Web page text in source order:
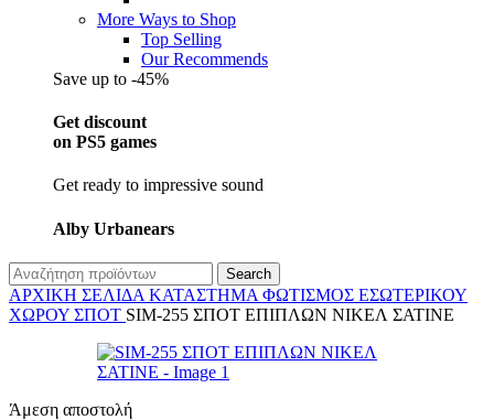
More Ways to Shop
Top Selling
Our Recommends
Save up to -45%
Get discount
on PS5 games
Get ready to impressive sound
Alby Urbanears
Search
ΑΡΧΙΚΉ ΣΕΛΊΔΑ ΚΑΤΆΣΤΗΜΑ ΦΩΤΙΣΜΌΣ ΕΣΩΤΕΡΙΚΟΎ
ΧΏΡΟΥ ΣΠΌΤ SIM-255 ΣΠΟΤ ΕΠΙΠΛΩΝ ΝΙΚΕΛ ΣΑΤΙΝΕ
Άμεση αποστολή